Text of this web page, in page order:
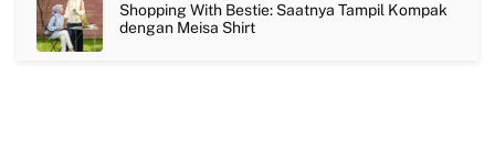
Shopping With Bestie: Saatnya Tampil Kompak
dengan Meisa Shirt